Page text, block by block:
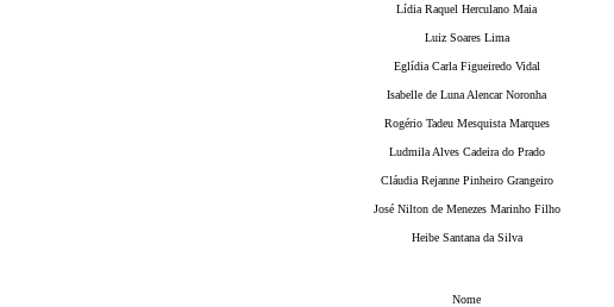
Lídia Raquel Herculano Maia
Luiz Soares Lima
Eglídia Carla Figueiredo Vidal
Isabelle de Luna Alencar Noronha
Rogério Tadeu Mesquista Marques
Ludmila Alves Cadeira do Prado
Cláudia Rejanne Pinheiro Grangeiro
José Nilton de Menezes Marinho Filho
Heibe Santana da Silva
Nome